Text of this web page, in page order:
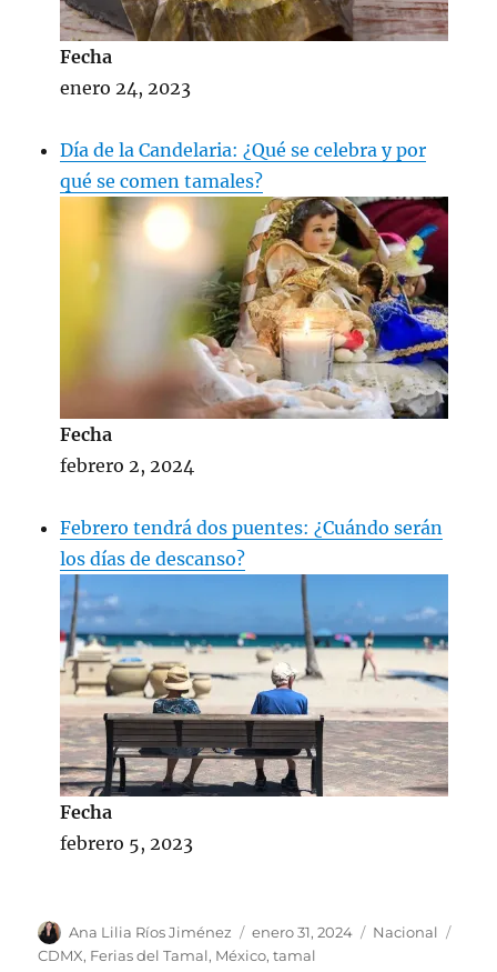
Fecha
enero 24, 2023
Día de la Candelaria: ¿Qué se celebra y por
qué se comen tamales?
Fecha
febrero 2, 2024
Febrero tendrá dos puentes: ¿Cuándo serán
los días de descanso?
Fecha
febrero 5, 2023
A
u
Ana Lilia Ríos Jiménez
P
u
enero 31, 2024
C
Nacional
CDMX, Ferias del Tamal, México,tamal